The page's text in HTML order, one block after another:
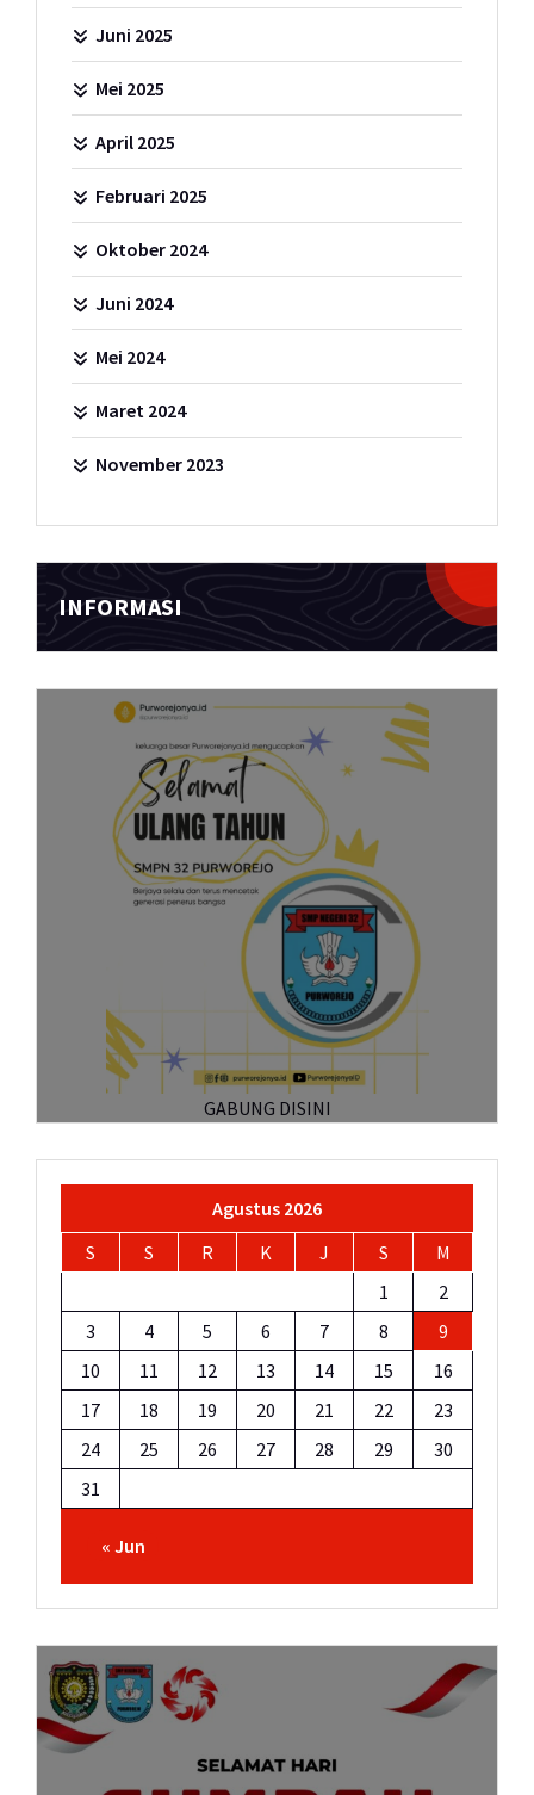
Juni 2025
Mei 2025
April 2025
Februari 2025
Oktober 2024
Juni 2024
Mei 2024
Maret 2024
November 2023
INFORMASI
GABUNG DISINI
Agustus 2026
S
S R K J S
M
1
2
3
4 5 6 7 8
9
10
11 12 13 14 15
16
17
18 19 20 21 22
23
24
25 26 27 28 29
30
31
« Jun